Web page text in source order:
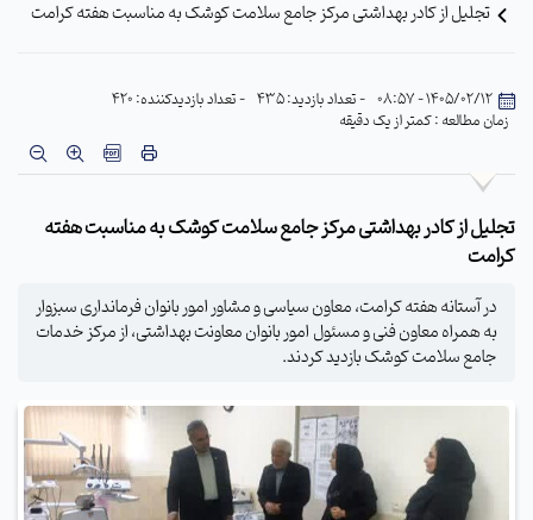
تجلیل از کادر بهداشتی مرکز جامع سلامت کوشک به مناسبت هفته کرامت
1405/02/12 - 08:57 - تعداد بازدید: 435
- تعداد بازدیدکننده: 420
زمان مطالعه : کمتر از یک دقیقه
تجلیل از کادر بهداشتی مرکز جامع سلامت کوشک به مناسبت هفته
کرامت
در آستانه هفته کرامت، معاون سیاسی و مشاور امور بانوان فرمانداری سبزوار
به همراه معاون فنی و مسئول امور بانوان معاونت بهداشتی، از مرکز خدمات
جامع سلامت کوشک بازدید کردند.